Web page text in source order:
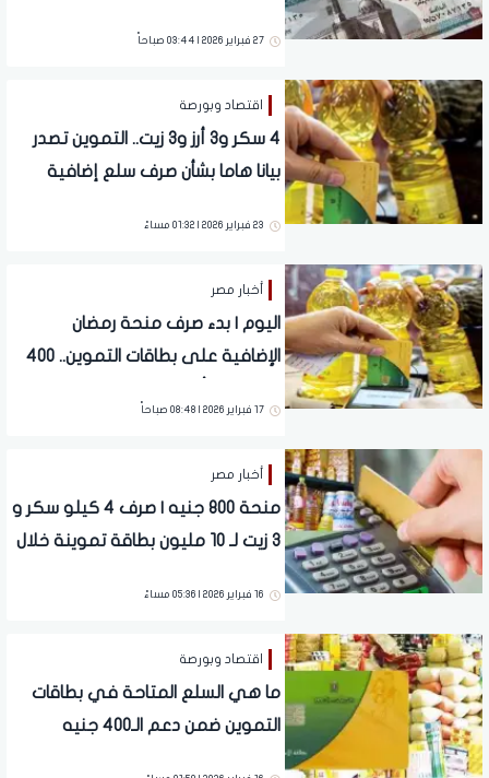
27 فبراير 2026 | 03:44 صباحاً
اقتصاد وبورصة
4 سكر و3 أرز و3 زيت.. التموين تصدر
بيانا هاما بشأن صرف سلع إضافية
23 فبراير 2026 | 01:32 مساءً
أخبار مصر
اليوم | بدء صرف منحة رمضان
الإضافية على بطاقات التموين.. 400
17 فبراير 2026 | 08:48 صباحاً
أخبار مصر
منحة 800 جنيه | صرف 4 كيلو سكر و
3 زيت لـ 10 مليون بطاقة تموينة خلال
16 فبراير 2026 | 05:36 مساءً
اقتصاد وبورصة
ما هي السلع المتاحة في بطاقات
التموين ضمن دعم الـ400 جنيه